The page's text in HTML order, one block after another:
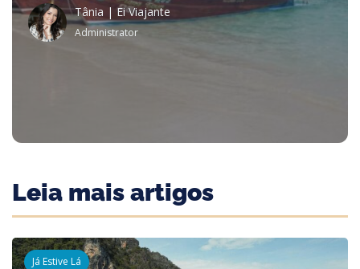
Tânia | Ei Viajante
Administrator
Leia mais artigos
Já Estive Lá